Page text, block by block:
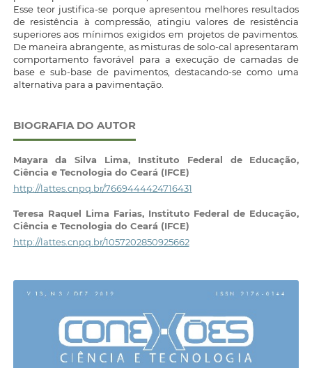
Esse teor justifica-se porque apresentou melhores resultados
de resistência à compressão, atingiu valores de resistência
superiores aos mínimos exigidos em projetos de pavimentos.
De maneira abrangente, as misturas de solo-cal apresentaram
comportamento favorável para a execução de camadas de
base e sub-base de pavimentos, destacando-se como uma
alternativa para a pavimentação.
BIOGRAFIA DO AUTOR
Mayara da Silva Lima, Instituto Federal de Educação,
Ciência e Tecnologia do Ceará (IFCE)
http://lattes.cnpq.br/7669444424716431
Teresa Raquel Lima Farias, Instituto Federal de Educação,
Ciência e Tecnologia do Ceará (IFCE)
http://lattes.cnpq.br/1057202850925662